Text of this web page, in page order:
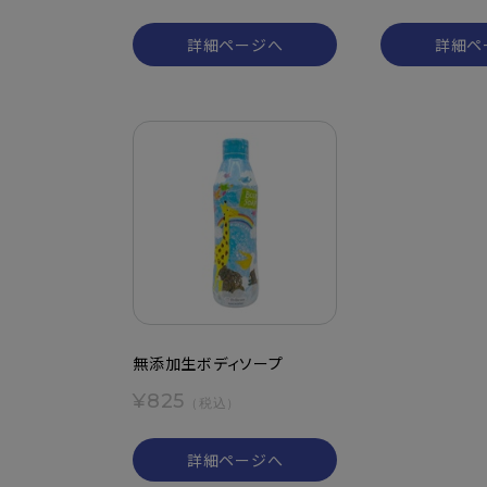
詳細ページへ 詳細
無添加生ボディソープ
¥825 （税込）
詳細ページへ